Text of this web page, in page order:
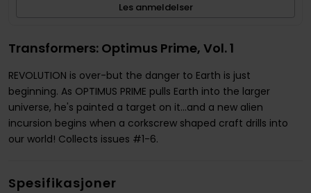
Les anmeldelser
Transformers: Optimus Prime, Vol. 1
REVOLUTION is over-but the danger to Earth is just
beginning. As OPTIMUS PRIME pulls Earth into the larger
universe, he's painted a target on it...and a new alien
incursion begins when a corkscrew shaped craft drills into
our world! Collects issues #1-6.
Spesifikasjoner